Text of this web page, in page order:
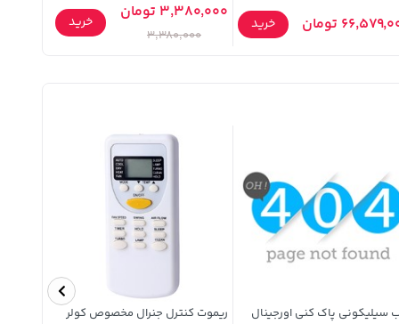
تومان خرید
3,380,000 تومان
3,380,000
خرید
سیلیکونی پاک کنی اورجینال
ریموت کنترل جنرال مخصوص کولر